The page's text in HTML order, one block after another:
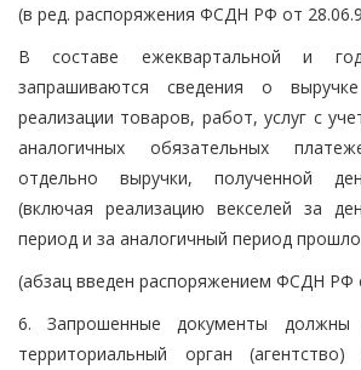
(в ред. распоряжения ФСДН РФ от
В составе ежеквартальной и
запрашиваются сведения о
реализации товаров, работ, услуг с
аналогичных обязательных
отдельно выручки, полученной
(включая реализацию векселей за
период и за аналогичный период
(абзац введен распоряжением ФСДН РФ
6. Запрошенные документы должны
территориальный орган